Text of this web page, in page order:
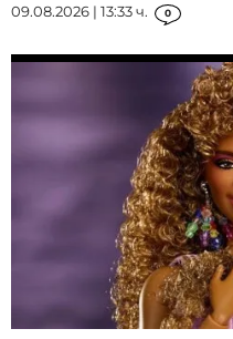
09.08.2026 | 13:33 ч. 0